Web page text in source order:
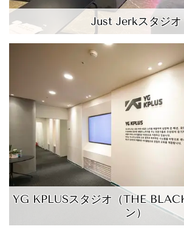
Just Jerkスタジオ
YG KPLUSスタジオ（THE
ン）